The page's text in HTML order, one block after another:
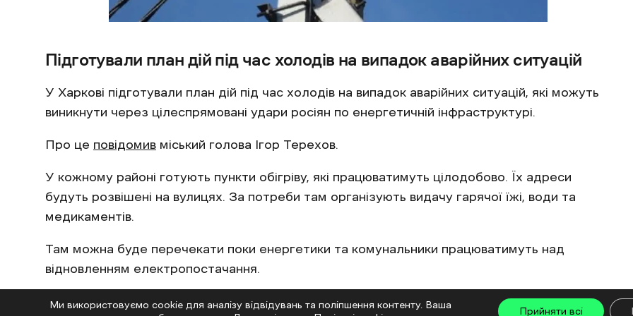
Підготували план дій під час холодів на випадок аварійних ситуацій
У Харкові підготували план дій під час холодів на випадок аварійних ситуацій, які можуть
виникнути через цілеспрямовані удари росіян по енергетичній інфраструктурі.
Про це повідомив міський голова Ігор Терехов.
У кожному районі готують пункти обігріву, які працюватимуть цілодобово. Їх адреси
будуть розвішені на вулицях. За потреби там організують видачу гарячої їжі, води та
медикаментів.
Там можна буде перечекати поки енергетики та комунальники працюватимуть над
відновленням електропостачання.
Також мер зазначив, що при відключенні світла магазини, аптеки та заправки
Ми використовуємо cookie для аналізу відвідувань та поліпшення контенту. Ваша
Прийняти всі